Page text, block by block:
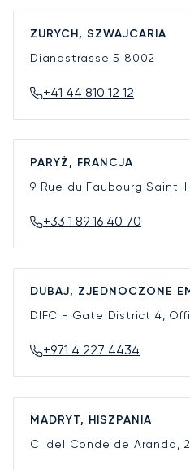
ZURYCH, SZWAJCARIA
Dianastrasse 5 8002
+41 44 810 12 12
PARYŻ, FRANCJA
9 Rue du Faubourg Saint-
+33 1 89 16 40 70
DUBAJ, ZJEDNOCZONE
DIFC - Gate District 4,
+971 4 227 4434
MADRYT, HISZPANIA
C. del Conde de Aranda,